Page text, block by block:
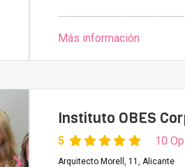
Más información
Instituto OBES
5 10
Arquitecto Morell, 11, Alicante